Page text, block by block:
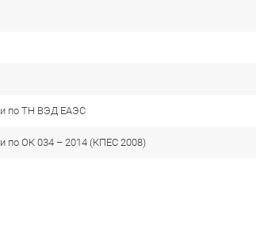
по ТН ВЭД ЕАЭС
по ОК 034 – 2014 (КПЕС 2008)